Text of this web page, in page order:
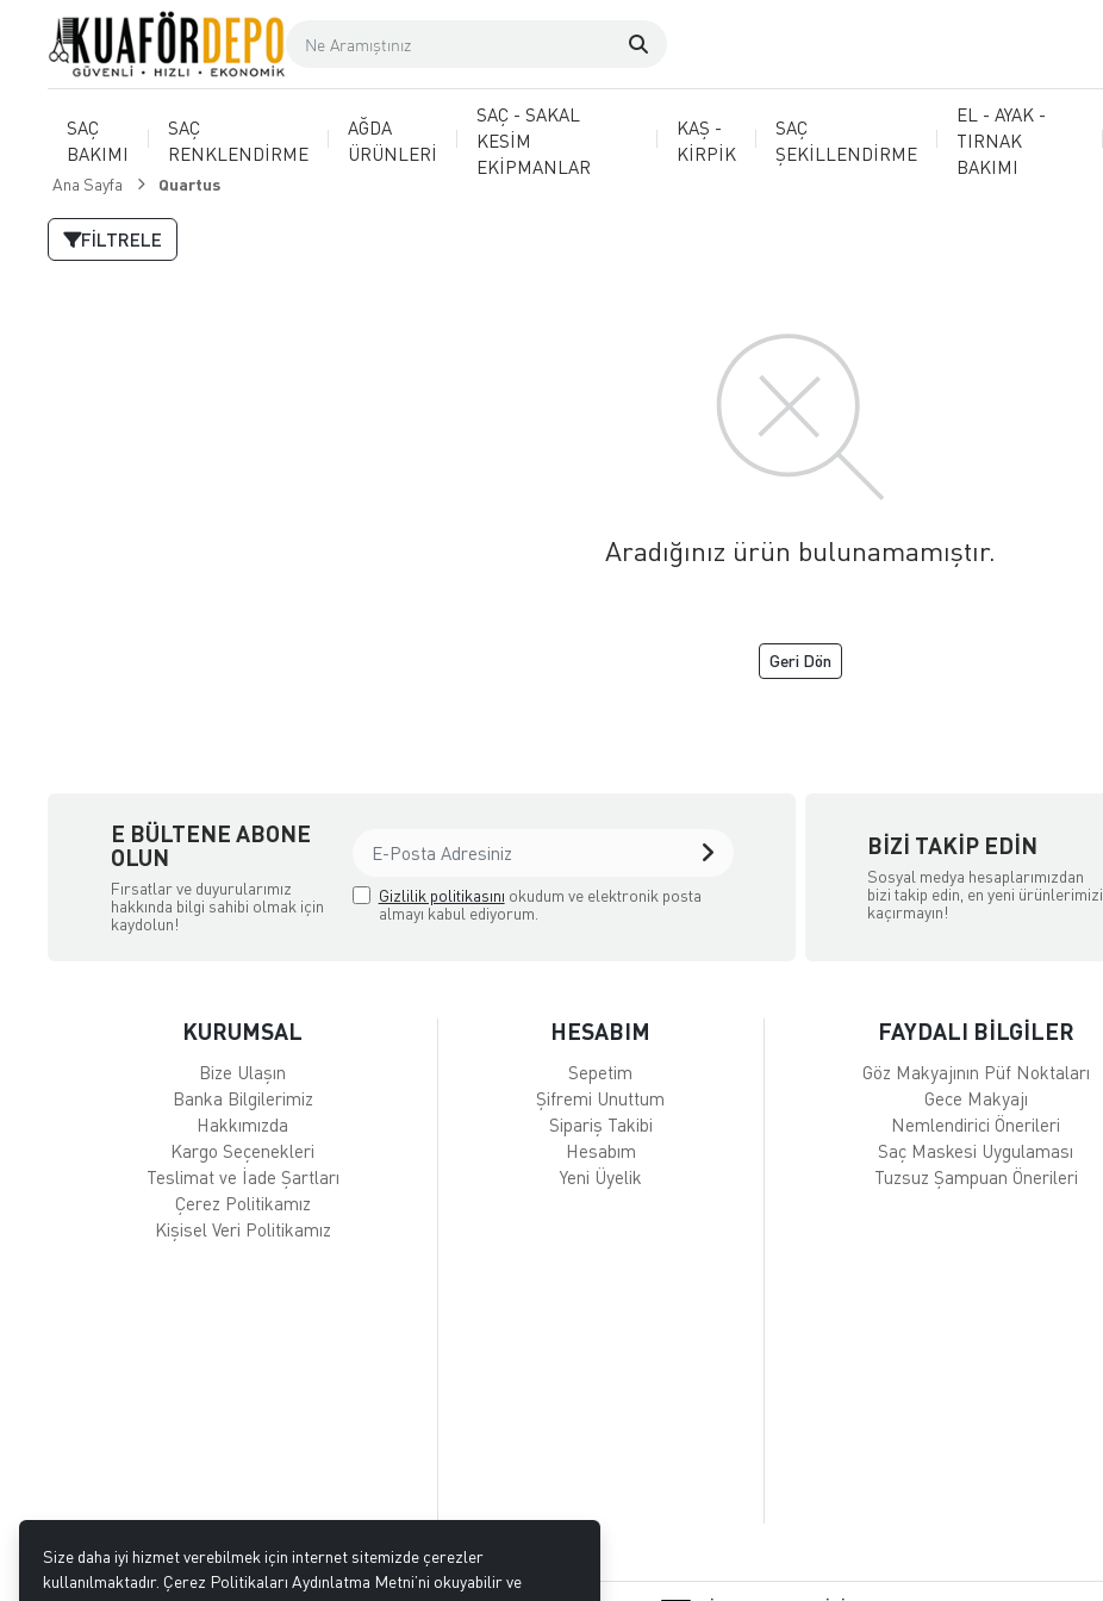
SAÇ
BAKIMI
SAÇ
RENKLENDİRME
AĞDA
ÜRÜNLERİ
SAÇ - SAKAL
KESİM
EKİPMANLAR
KAŞ -
KİRPİK
SAÇ
ŞEKİLLENDİRME
EL - AYAK -
TIRNAK
BAKIMI
Ana Sayfa Quartus
FILTRELE
Aradığınız ürün bulunamamıştır.
Geri Dön
E BÜLTENE ABONE
OLUN
Fırsatlar ve duyurularımız
hakkında bilgi sahibi olmak için
kaydolun!
Gizlilik politikasını okudum ve elektronik posta
almayı kabul ediyorum.
BIZI TAKIP EDIN
Sosyal medya hesaplarımızdan
bizi takip edin, en yeni ürünlerimizi
kaçırmayın!
KURUMSAL
Bize Ulaşın
Banka Bilgilerimiz
Hakkımızda
Kargo Seçenekleri
Teslimat ve İade Şartları
Çerez Politikamız
Kişisel Veri Politikamız
HESABIM
Sepetim
Şifremi Unuttum
Sipariş Takibi
Hesabım
Yeni Üyelik
FAYDALI BİLGİLER
Göz Makyajının Püf Noktaları
Gece Makyajı
Nemlendirici Önerileri
Saç Maskesi Uygulaması
Tuzsuz Şampuan Önerileri
Size daha iyi hizmet verebilmek için internet sitemizde çerezler
kullanılmaktadır. Çerez Politikaları Aydınlatma Metni’ni okuyabilir ve